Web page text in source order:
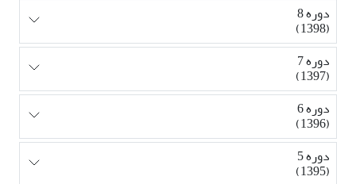
دوره 8
(1398)
دوره 7
(1397)
دوره 6
(1396)
دوره 5
(1395)